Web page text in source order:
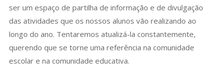
ser um espaço de partilha de informação e de divulgação
das atividades que os nossos alunos vão realizando ao
longo do ano. Tentaremos atualizá-la constantemente,
querendo que se torne uma referência na comunidade
escolar e na comunidade educativa.